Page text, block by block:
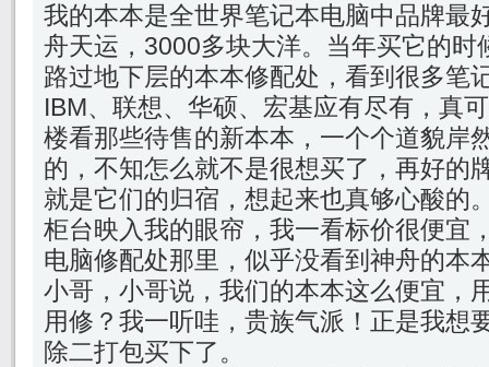
我的本本是全世界笔记本电脑中品牌最
舟天运，3000多块大洋。当年买它的时
路过地下层的本本修配处，看到很多笔
IBM、联想、华硕、宏基应有尽有，真
楼看那些待售的新本本，一个个道貌岸
的，不知怎么就不是很想买了，再好的
就是它们的归宿，想起来也真够心酸的
柜台映入我的眼帘，我一看标价很便宜
电脑修配处那里，似乎没看到神舟的本
小哥，小哥说，我们的本本这么便宜，
用修？我一听哇，贵族气派！正是我想
除二打包买下了。